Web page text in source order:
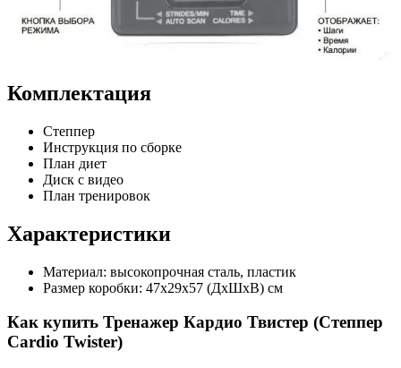
Комплектация
Степпер
Инструкция по сборке
План диет
Диск с видео
План тренировок
Характеристики
Материал: высокопрочная сталь, пластик
Размер коробки: 47х29х57 (ДхШхВ) см
Как купить Тренажер Кардио Твистер (Степпер
Cardio Twister)